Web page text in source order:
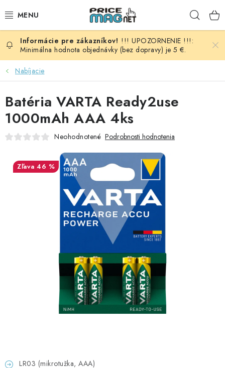
na
BATÉRIE
AUDIO - VIDEO
AUTO HI-FI
AUTOMOBIL
ELEKTROINŠTALAČNÝ MATERIÁL
GADGETY, DARČEKY
KÁBLE A KONEKTORY
PC A NOTEBOOKY
!!! UPOZORNENIE !!!:
Minimálna hodnota objednávky (bez dopravy) je 5 €.
Nabíjacie
LR03 (mikrotužka, AAA)
Batéria VARTA Ready2use
1000mAh AAA 4ks
Neohodnotené Podrobnosti hodnotenia
46 %